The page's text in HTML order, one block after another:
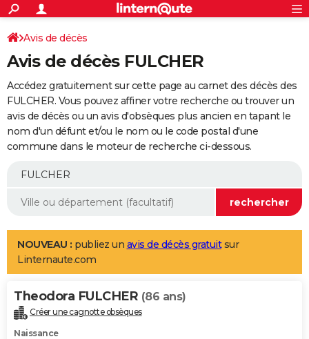
ACTUALITÉS
Politique
Société
Faits Divers
Education
Monde
Villes
+
SPORT
Coupe du monde 2026
Football
Tennis
Cyclisme
Rugby
Forum
Programme TV
TNT
Streaming
Cinéma
Sorties cinéma
Musique
+
FINANCE
Retraite
Epargne
Immobilier
Risques naturels par ville
Banque
Assurance
AUTO
Essais
Réserver un essai
Citadines
Berlines
SUV
Forum auto
+
Mobiles
Meilleur smartphone
Internet
Ordinateurs
Jeux vidéo
Guide high-tech
Aménagement intérieur
LIFESTYLE
Art de vivre
Bien-être
Loisirs
Mode
Modes de vie
Alimentation
Guide de la santé
Maladies
Médicaments
Sommeil
VOYAGE
Destinations
City break
Voyage nature
Voyage de noces
Forum
Climat
+PHOTO
Avis de décès
Avis de décès FULCHER
Accédez gratuitement sur cette page au carnet des décès des
FULCHER. Vous pouvez affiner votre recherche ou trouver un
avis de décès ou un avis d'obsèques plus ancien en tapant le
nom d'un défunt et/ou le nom ou le code postal d'une
commune dans le moteur de recherche ci-dessous.
NOUVEAU : publiez un avis de décès gratuitsur
Linternaute.com
Theodora FULCHER (86 ans)
Créer une cagnotte obsèques
Naissance